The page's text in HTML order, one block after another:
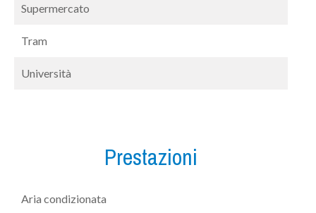
Supermercato
Tram
Università
Prestazioni
Aria condizionata